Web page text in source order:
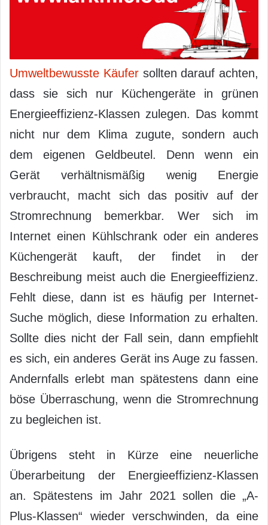
Umweltbewusste Käufersollten darauf achten,
dass sie sich nur Küchengeräte in grünen
Energieeffizienz-Klassen zulegen. Das kommt
nicht nur dem Klima zugute, sondern auch
dem eigenen Geldbeutel. Denn wenn ein
Gerät verhältnismäßig wenig Energie
verbraucht, macht sich das positiv auf der
Stromrechnung bemerkbar. Wer sich im
Internet einen Kühlschrank oder ein anderes
Küchengerät kauft, der findet in der
Beschreibung meist auch die Energieeffizienz.
Fehlt diese, dann ist es häufig per Internet-
Suche möglich, diese Information zu erhalten.
Sollte dies nicht der Fall sein, dann empfiehlt
es sich, ein anderes Gerät ins Auge zu fassen.
Andernfalls erlebt man spätestens dann eine
böse Überraschung, wenn die Stromrechnung
zu begleichen ist.
Übrigens steht in Kürze eine neuerliche
Überarbeitung der Energieeffizienz-Klassen
an. Spätestens im Jahr 2021 sollen die „A-
Plus-Klassen“ wieder verschwinden, da eine